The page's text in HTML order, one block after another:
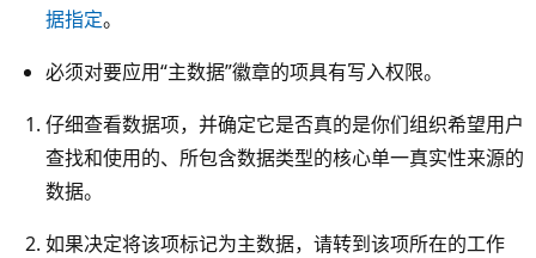
据指定。
必须对要应用“主数据”徽章的项具有写入权限。
仔细查看数据项，并确定它是否真的是你们组织希望用户
查找和使用的、所包含数据类型的核心单一真实性来源的
数据。
如果决定将该项标记为主数据，请转到该项所在的工作